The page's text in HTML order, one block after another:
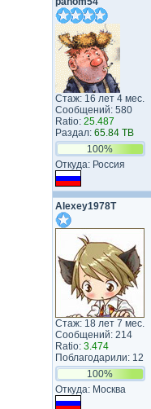
Стаж: 16 лет 4 мес.
Сообщений: 580
Ratio: 25.487
Раздал: 65.84 TB
100%
Откуда: Россия
Alexey1978T
Стаж: 18 лет 7 мес.
Сообщений: 214
Ratio: 3.474
Поблагодарили: 12
100%
Откуда: Москва